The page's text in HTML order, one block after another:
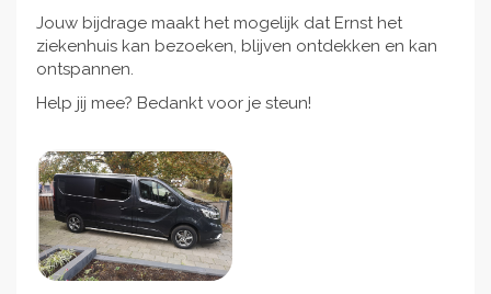
Jouw bijdrage maakt het mogelijk dat Ernst het
ziekenhuis kan bezoeken, blijven ontdekken en kan
ontspannen.
Help jij mee? Bedankt voor je steun!